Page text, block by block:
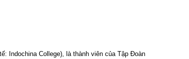
Indochina College), là thành viên của Tập Đoàn